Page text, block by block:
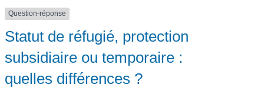
Question-réponse
Statut de réfugié, protection
subsidiaire ou temporaire :
quelles différences ?